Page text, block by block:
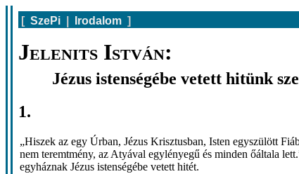
[ SzePi Irodalom ]
Jelenits István:
Jézus istenségébe vetett hitünk
1.
„Hiszek az egy Úrban, Jézus Krisztusban, Isten egyszülött
nem teremtmény, az Atyával egylényegű és minden őáltala
egyháznak Jézus istenségébe vetett hitét.